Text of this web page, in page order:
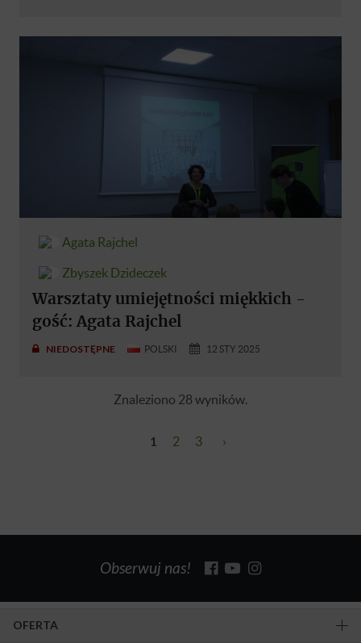
Agata Rajchel
Zbyszek Dzideczek
Warsztaty umiejętności miękkich -
gość: Agata Rajchel
NIEDOSTĘPNE POLSKI 12 STY 2025
Znaleziono 28 wyników.
1 2 3 ›
Obserwuj nas!
OFERTA